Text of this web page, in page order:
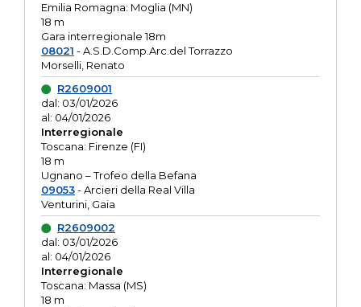
Emilia Romagna: Moglia (MN)
18 m
Gara interregionale 18m
08021 - A.S.D.Comp.Arc.del Torrazzo
Morselli, Renato
R2609001
dal: 03/01/2026
al: 04/01/2026
Interregionale
Toscana: Firenze (FI)
18 m
Ugnano – Trofeo della Befana
09053- Arcieri della Real Villa
Venturini, Gaia
R2609002
dal: 03/01/2026
al: 04/01/2026
Interregionale
Toscana: Massa (MS)
18 m